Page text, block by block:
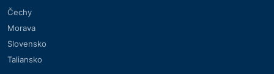
Čechy
Morava
Slovensko
Taliansko